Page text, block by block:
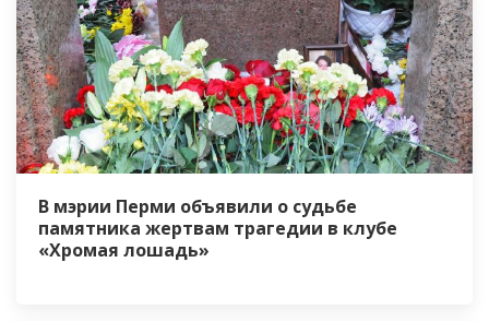
В мэрии Перми объявили о судьбе
памятника жертвам трагедии в клубе
«Хромая лошадь»